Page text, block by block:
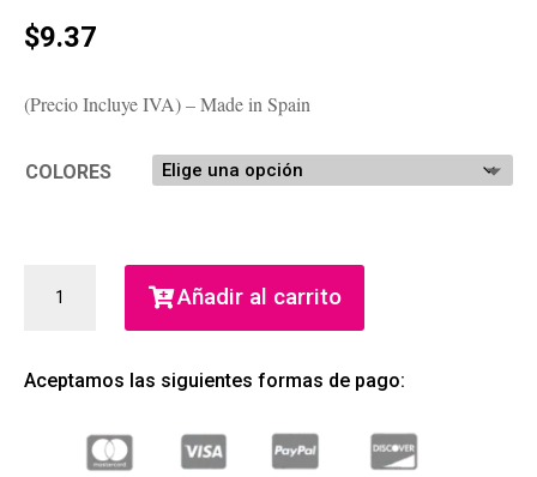
$9.37
(Precio Incluye IVA) – Made in Spain
COLORES
MASCARILLA
COLOR
(NATURVITAL)
(MUJER)
Añadir al carrito
Aceptamos las siguientes formas de pago: